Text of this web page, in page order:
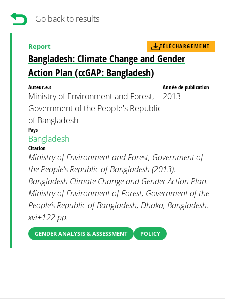
Go back to results
Bangladesh: Climate Change and Gender
Action Plan (ccGAP: Bangladesh)
Report TÉLÉCHARGEMENT
Auteur.e.s
Ministry of Environment and Forest,
Government of the People's Republic
of Bangladesh
Année de publication
2013
Pays
Bangladesh
Citation
Ministry of Environment and Forest, Government of
the People's Republic of Bangladesh (2013).
Bangladesh Climate Change and Gender Action Plan.
Ministry of Environment of Forest, Government of the
People’s Republic of Bangladesh, Dhaka, Bangladesh.
xvi+122 pp.
GENDER ANALYSIS & ASSESSMENT POLICY